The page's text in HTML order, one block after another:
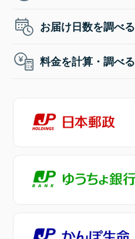
お届け日数を調べる
料金を計算・調べる